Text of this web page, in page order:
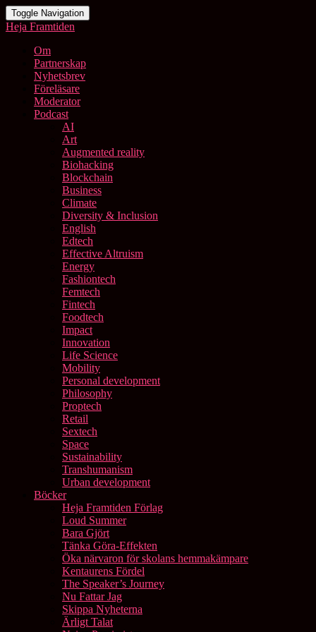
Toggle Navigation
Heja Framtiden
Om
Partnerskap
Nyhetsbrev
Föreläsare
Moderator
Podcast
AI
Art
Augmented reality
Biohacking
Blockchain
Business
Climate
Diversity & Inclusion
English
Edtech
Effective Altruism
Energy
Fashiontech
Femtech
Fintech
Foodtech
Impact
Innovation
Life Science
Mobility
Personal development
Philosophy
Proptech
Retail
Sextech
Space
Sustainability
Transhumanism
Urban development
Böcker
Heja Framtiden Förlag
Loud Summer
Bara Gjört
Tänka Göra-Effekten
Öka närvaron för skolans hemmakämpare
Kentaurens Fördel
The Speaker’s Journey
Nu Fattar Jag
Skippa Nyheterna
Ärligt Talat